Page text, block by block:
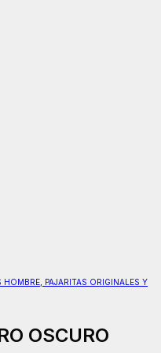
HOMBRE PAJARITAS ORIGINALES Y
OSCURO